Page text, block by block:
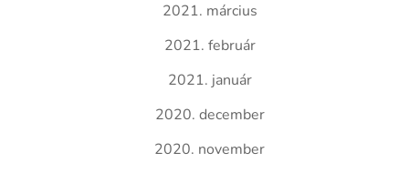
2021. március
2021. február
2021. január
2020. december
2020. november